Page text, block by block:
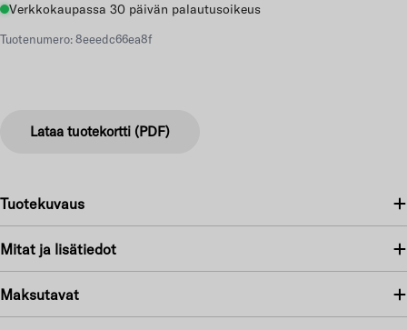
Verkkokaupassa 30 päivän palautusoikeus
Tuotenumero: 8eeedc66ea8f
Lataa tuotekortti (PDF)
Tuotekuvaus
Mitat ja lisätiedot
Maksutavat